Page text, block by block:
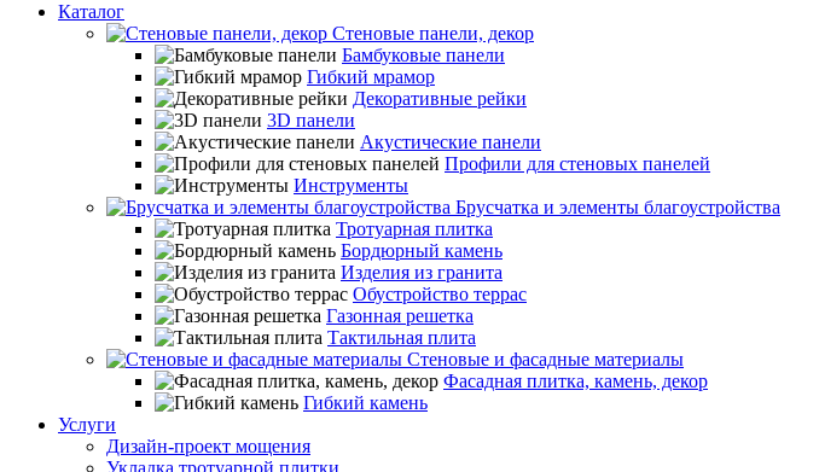
Каталог
Стеновые панели, декор
Бамбуковые панели
Гибкий мрамор
Декоративные рейки
3D панели
Акустические панели
Профили для стеновых панелей
Инструменты
Брусчатка и элементы благоустройства
Тротуарная плитка
Бордюрный камень
Изделия из гранита
Обустройство террас
Газонная решетка
Тактильная плита
Стеновые и фасадные материалы
Фасадная плитка, камень, декор
Гибкий камень
Услуги
Дизайн-проект мощения
Укладка тротуарной плитки